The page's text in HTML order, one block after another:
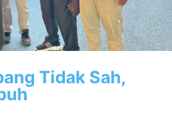
Tidak Sah,